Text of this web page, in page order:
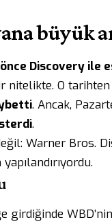
büyük
Discovery ile
nitelikte. O
. Ancak,
.
Warner Bros.
girdiğinde